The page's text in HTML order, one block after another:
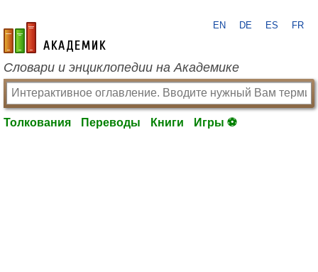
academic.ru
EN DE ES FR
Словари и энциклопедии на Академике
Толкования Переводы Книги Игры ⚽